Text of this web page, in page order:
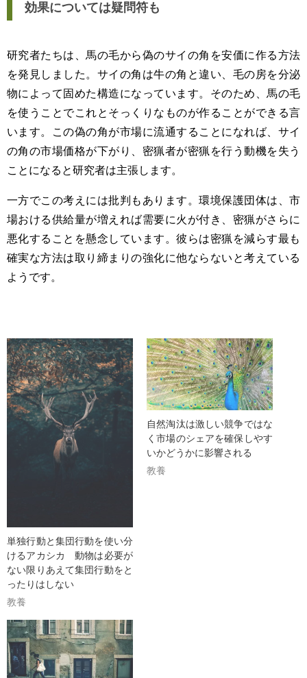
効果については疑問符も
研究者たちは、馬の毛から偽のサイの角を安価に作る方法
を発見しました。サイの角は牛の角と違い、毛の房を分泌
物によって固めた構造になっています。そのため、馬の毛
を使うことでこれとそっくりなものが作ることができる言
います。この偽の角が市場に流通することになれば、サイ
の角の市場価格が下がり、密猟者が密猟を行う動機を失う
ことになると研究者は主張します。
一方でこの考えには批判もあります。環境保護団体は、市
場おける供給量が増えれば需要に火が付き、密猟がさらに
悪化することを懸念しています。彼らは密猟を減らす最も
確実な方法は取り締まりの強化に他ならないと考えている
ようです。
単独行動と集団行動を使い分
けるアカシカ 動物は必要が
ない限りあえて集団行動をと
ったりはしない
教養
自然淘汰は激しい競争ではな
く市場のシェアを確保しやす
いかどうかに影響される
教養